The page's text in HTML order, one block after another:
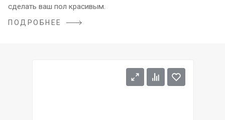
сделать ваш пол красивым.
ПОДРОБНЕЕ